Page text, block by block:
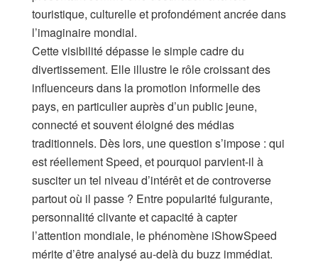
touristique, culturelle et profondément ancrée dans
l’imaginaire mondial.
Cette visibilité dépasse le simple cadre du
divertissement. Elle illustre le rôle croissant des
influenceurs dans la promotion informelle des
pays, en particulier auprès d’un public jeune,
connecté et souvent éloigné des médias
traditionnels. Dès lors, une question s’impose : qui
est réellement Speed, et pourquoi parvient-il à
susciter un tel niveau d’intérêt et de controverse
partout où il passe ? Entre popularité fulgurante,
personnalité clivante et capacité à capter
l’attention mondiale, le phénomène iShowSpeed
mérite d’être analysé au-delà du buzz immédiat.